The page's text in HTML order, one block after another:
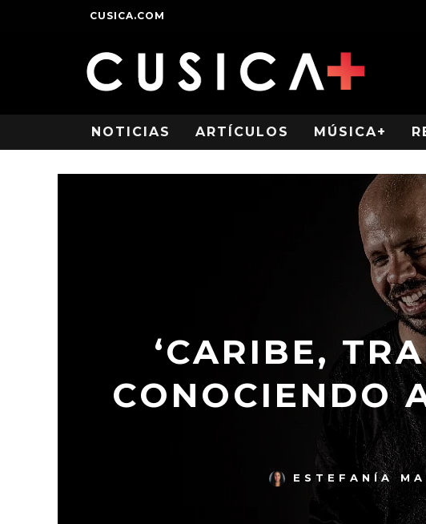
CUSICA.COM
NOTICIAS ARTÍCULOS MÚSICA+
‘CARIBE,
CONOCIENDO
ESTEFANÍA